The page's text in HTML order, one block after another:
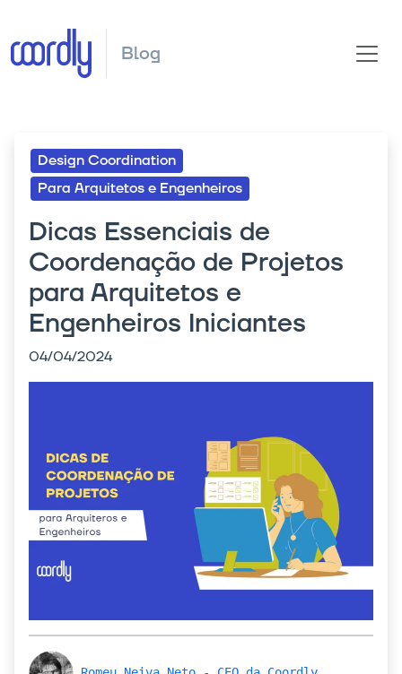
Blog
Design Coordination
Para Arquitetos e Engenheiros
Dicas Essenciais de
Coordenação de Projetos
para Arquitetos e
Engenheiros Iniciantes
04/04/2024